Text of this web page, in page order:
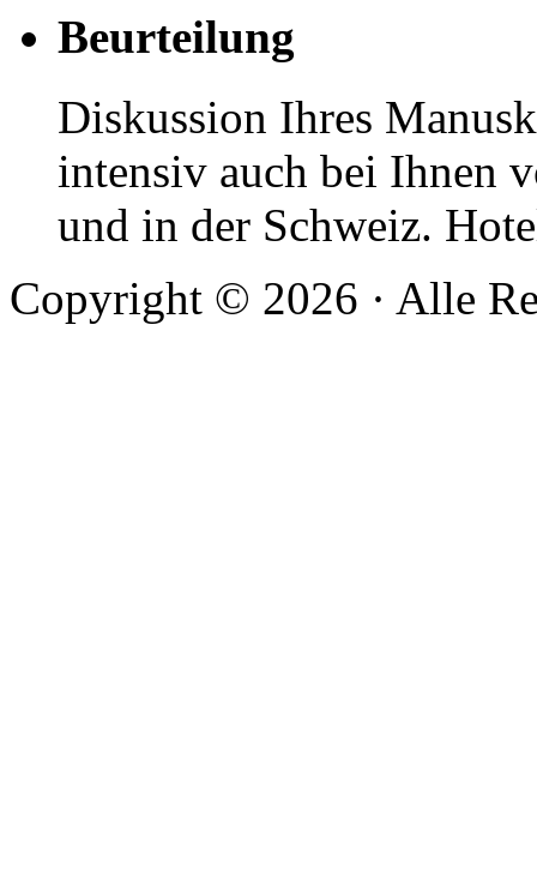
Beurteilung
Diskussion Ihres
intensiv auch bei Ihnen
und in der Schweiz.
Copyright © 2026 · Alle